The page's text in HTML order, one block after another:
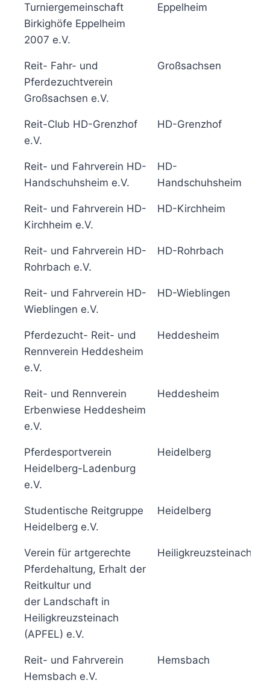
Turniergemeinschaft
Birkighöfe Eppelheim
2007 e.V.
Eppelheim
Reit- Fahr- und
Pferdezuchtverein
Großsachsen e.V.
Großsachsen
Reit-Club HD-Grenzhof
e.V.
HD-Grenzhof
Reit- und Fahrverein HD-
Handschuhsheim e.V.
HD-
Handschuhsheim
Reit- und Fahrverein HD-
Kirchheim e.V.
HD-Kirchheim
Reit- und Fahrverein HD-
Rohrbach e.V.
HD-Rohrbach
Reit- und Fahrverein HD-
Wieblingen e.V.
HD-Wieblingen
Pferdezucht- Reit- und
Rennverein Heddesheim
e.V.
Heddesheim
Reit- und Rennverein
Erbenwiese Heddesheim
e.V.
Heddesheim
Pferdesportverein
Heidelberg-Ladenburg
e.V.
Heidelberg
Studentische Reitgruppe
Heidelberg e.V.
Heidelberg
Verein für artgerechte
Pferdehaltung, Erhalt der
Reitkultur und
der Landschaft in
Heiligkreuzsteinach
(APFEL) e.V.
Heiligkreuzsteinach
Reit- und Fahrverein
Hemsbach e.V.
Hemsbach